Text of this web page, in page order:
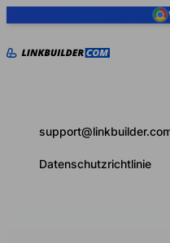
Datenschutzrichtlinie